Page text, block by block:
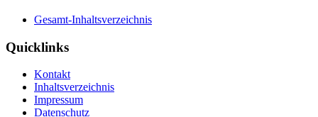
Gesamt-Inhaltsverzeichnis
Quicklinks
Kontakt
Inhaltsverzeichnis
Impressum
Datenschutz